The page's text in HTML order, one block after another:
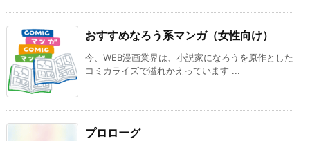
異世界帰りの勇者はVRMMOでも最強だった～
初心者なのに規格外の戦闘能力を見せた結果、
配信でバズってしまう～ 【現代/異世界からの
帰還】
[まろでぃの徒然なる雑記＠Web小説紹介] 2026/08/04 04:29
VRMMOの作品で何かオススメないですかね？
その２５ ※再アンケート
[スコ速＠ネット小説まとめ] 2026/08/03 12:00
おすすめなろう系マンガ（女性向け）
今、WEB漫画業界は、小説家になろうを原作とした
コミカライズで溢れかえっています ...
プロローグ